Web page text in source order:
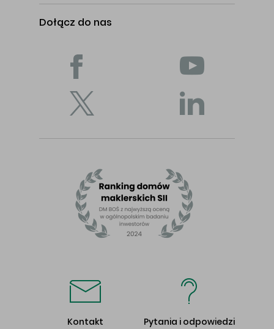
Dołącz do nas
Kontakt Pytania i odpowiedzi